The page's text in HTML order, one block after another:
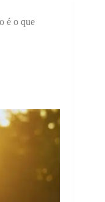
é o que